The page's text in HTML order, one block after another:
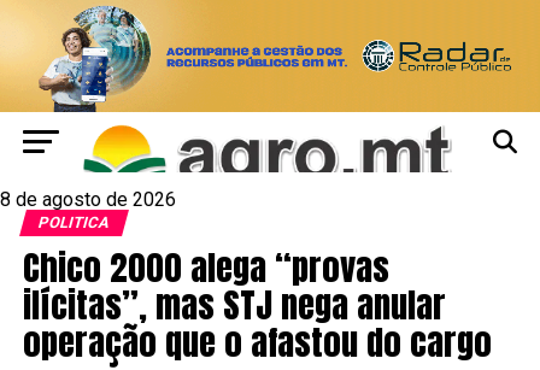
8 de agosto de 2026
POLITICA
Chico 2000 alega “provas
ilícitas”, mas STJ nega anular
operação que o afastou do cargo